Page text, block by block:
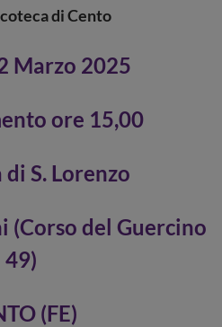
di Cento
Marzo 2025
ore 15,00
S. Lorenzo
(Corso del Guercino
49)
(FE)